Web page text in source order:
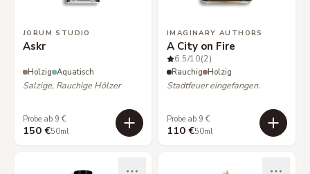
JORUM STUDIO
Askr
Holzig Aquatisch
Salzige, Rauchige Hölzer
Probe ab 9 €
150 €50ml
IMAGINARY AUTHORS
A City on Fire
6.5/10(2)
Rauchig Holzig
Stadtfeuer eingefangen.
Probe ab 9 €
110 €50ml